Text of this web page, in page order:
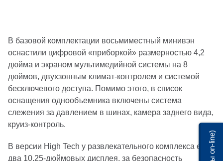
В базовой комплектации восьмиместный минивэн
оснастили цифровой «приборкой» размерностью 4,2
дюйма и экраном мультимедийной системы на 8
дюймов, двухзонным климат-контролем и системой
бесключевого доступа. Помимо этого, в список
оснащения однообъемника включены система
слежения за давлением в шинах, камера заднего вида,
круиз-контроль.
В версии High Tech у развлекательного комплекса есть
два 10,25-дюймовых дисплея, за безопасность
Мы on-line)